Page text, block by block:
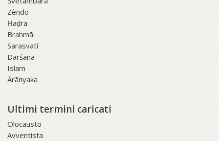
Zèndo
Ḥaḍra
Brahmā
Sarasvatī
Darśana
Islam
Ārāṇyaka
Ultimi termini caricati
Olocausto
Avventista